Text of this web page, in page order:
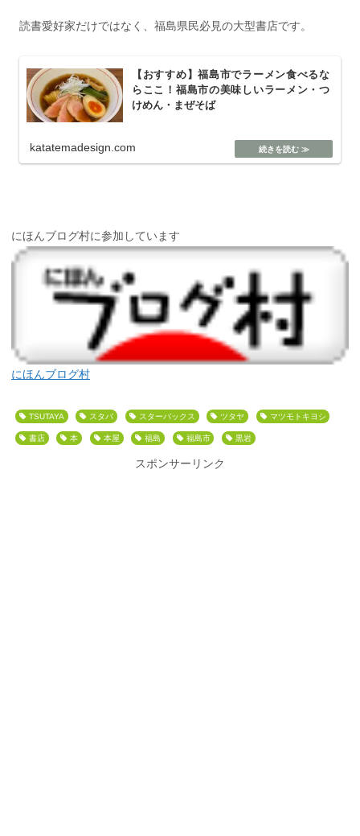
読書愛好家だけではなく、福島県民必見の大型書店です。
【おすすめ】福島市でラーメン食べるな
らここ！福島市の美味しいラーメン・つ
けめん・まぜそば
katatemadesign.com
にほんブログ村に参加しています
にほんブログ村
TSUTAYA スタバ スターバックス ツタヤ マツモトキヨシ
書店 本 本屋 福島 福島市 黒岩
スポンサーリンク